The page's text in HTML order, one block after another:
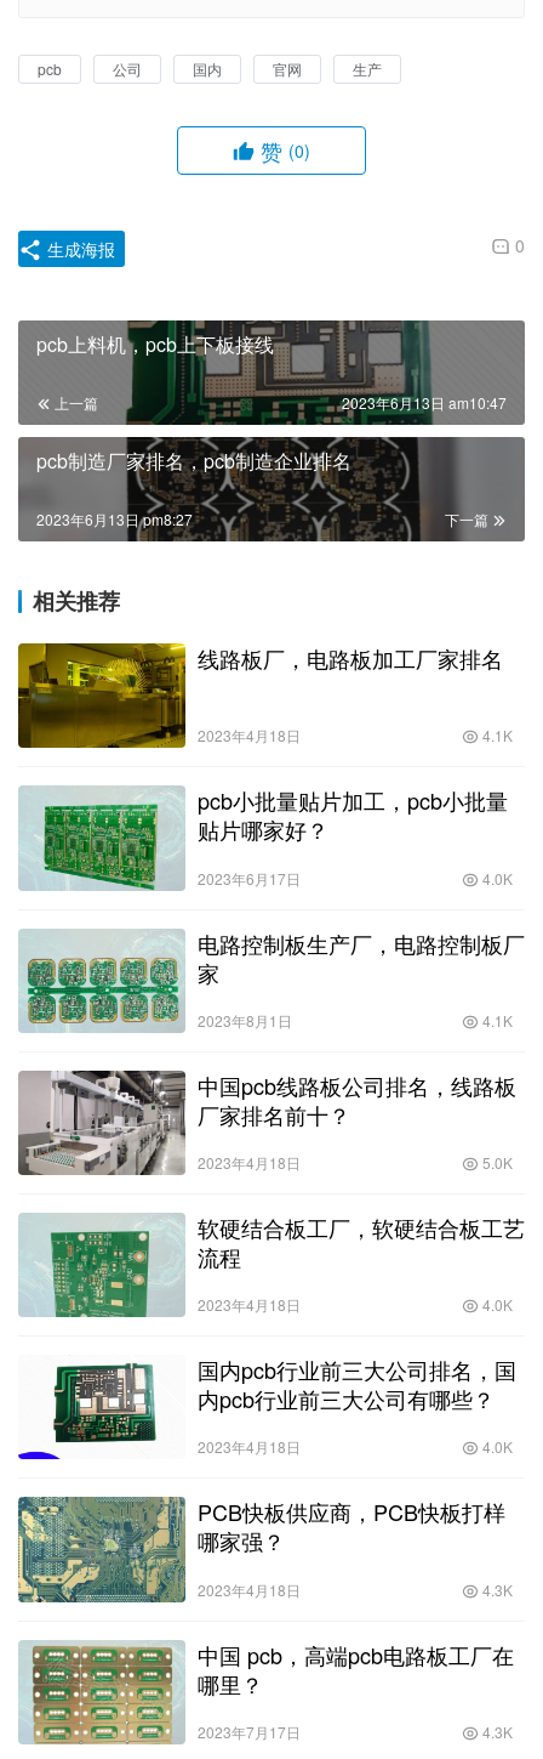
pcb 公司 国内 官网 生产
赞 (0)
0
生成海报
pcb上料机，pcb上下板接线
上一篇 2023年6月13日 am10:47
pcb制造厂家排名，pcb制造企业排名
下一篇
2023年6月13日 pm8:27
相关推荐
线路板厂，电路板加工厂家排名
2023年4月18日 4.1K
pcb小批量贴片加工，pcb小批量
贴片哪家好？
2023年6月17日 4.0K
电路控制板生产厂，电路控制板厂
家
2023年8月1日 4.1K
中国pcb线路板公司排名，线路板
厂家排名前十？
2023年4月18日 5.0K
软硬结合板工厂，软硬结合板工艺
流程
2023年4月18日 4.0K
国内pcb行业前三大公司排名，国
内pcb行业前三大公司有哪些？
2023年4月18日 4.0K
PCB快板供应商，PCB快板打样
哪家强？
2023年4月18日 4.3K
中国 pcb，高端pcb电路板工厂在
哪里？
2023年7月17日 4.3K